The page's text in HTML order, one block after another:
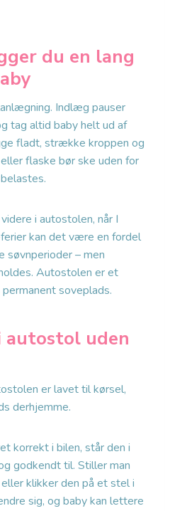
du en lang
Indlæg pauser
tag altid baby helt ud af
fladt, strække kroppen og
flaske bør ske uden for
i autostolen, når I
kan det være en fordel
søvnperioder – men
Autostolen er et
soveplads.
autostol uden
er lavet til kørsel,
derhjemme.
korrekt i bilen, står den i
godkendt til. Stiller man
klikker den på et stel i
sig, og baby kan lettere